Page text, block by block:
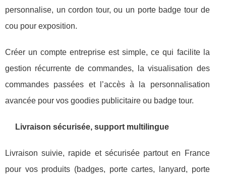
personnalise, un cordon tour, ou un porte badge tour de
cou pour exposition.
Créer un compte entreprise est simple, ce qui facilite la
gestion récurrente de commandes, la visualisation des
commandes passées et l’accès à la personnalisation
avancée pour vos goodies publicitaire ou badge tour.
Livraison sécurisée, support multilingue
Livraison suivie, rapide et sécurisée partout en France
pour vos produits (badges, porte cartes, lanyard, porte